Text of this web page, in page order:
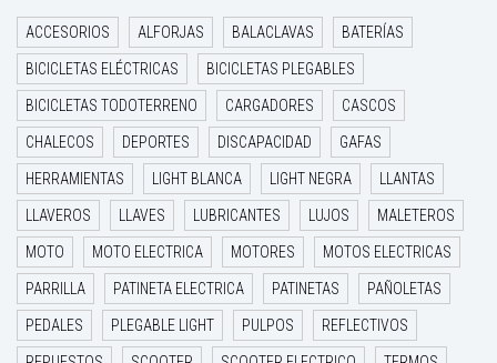
ACCESORIOS ALFORJAS BALACLAVAS BATERÍAS
BICICLETAS ELÉCTRICAS BICICLETAS PLEGABLES
BICICLETAS TODOTERRENO CARGADORES CASCOS
CHALECOS DEPORTES DISCAPACIDAD GAFAS
HERRAMIENTAS LIGHT BLANCA LIGHT NEGRA LLANTAS
LLAVEROS LLAVES LUBRICANTES LUJOS MALETEROS
MOTO MOTO ELECTRICA MOTORES MOTOS ELECTRICAS
PARRILLA PATINETA ELECTRICA PATINETAS PAÑOLETAS
PEDALES PLEGABLE LIGHT PULPOS REFLECTIVOS